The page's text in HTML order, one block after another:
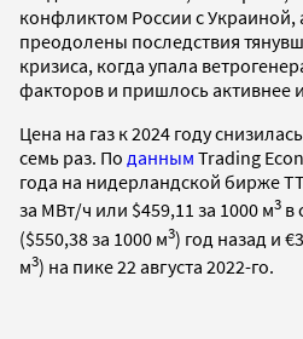
конфликтом России с Украиной,
преодолены последствия
кризиса, когда упала
факторов и пришлось активнее
Цена на газ к 2024 году
семь раз. По данным Trading
года на нидерландской бирже
за МВт/ч или $459,11 за 1000 м3 в
($550,38 за 1000 м3) год назад и
м3) на пике 22 августа 2022-го.